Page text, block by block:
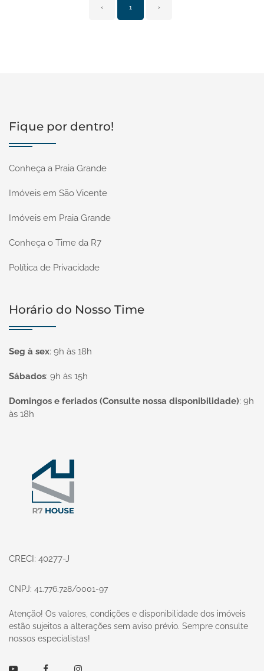
‹ 1 ›
Fique por dentro!
Conheça a Praia Grande
Imóveis em São Vicente
Imóveis em Praia Grande
Conheça o Time da R7
Política de Privacidade
Horário do Nosso Time
Seg à sex: 9h às 18h
Sábados: 9h às 15h
Domingos e feriados (Consulte nossa disponibilidade): 9h
às 18h
CRECI: 40277-J
CNPJ: 41.776.728/0001-97
Atenção! Os valores, condições e disponibilidade dos imóveis
estão sujeitos a alterações sem aviso prévio. Sempre consulte
nossos especialistas!